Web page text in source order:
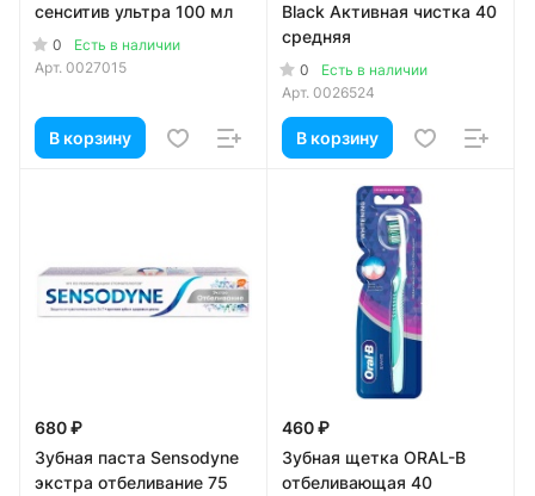
сенситив ультра 100 мл
0
Есть в наличии
Арт. 0027015
В корзину
Black Активная чистка 40
средняя
0
Есть в наличии
Арт. 0026524
В корзину
680 ₽
Зубная паста Sensodyne
экстра отбеливание 75
460 ₽
Зубная щетка ORAL-B
отбеливающая 40